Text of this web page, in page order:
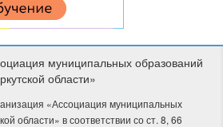
муниципальных образований
области»
«Ассоциация муниципальных
области» в соответствии со ст. 8, 66